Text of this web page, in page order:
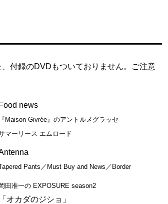
付録のDVDもついておりません。ご注意
Food news
『Maison Givrée』のアントルメグラッセ
マーリース エムロード
Pants／Must Buy and News／Border
田准一の EXPOSURE season2
「オカダのジショ」